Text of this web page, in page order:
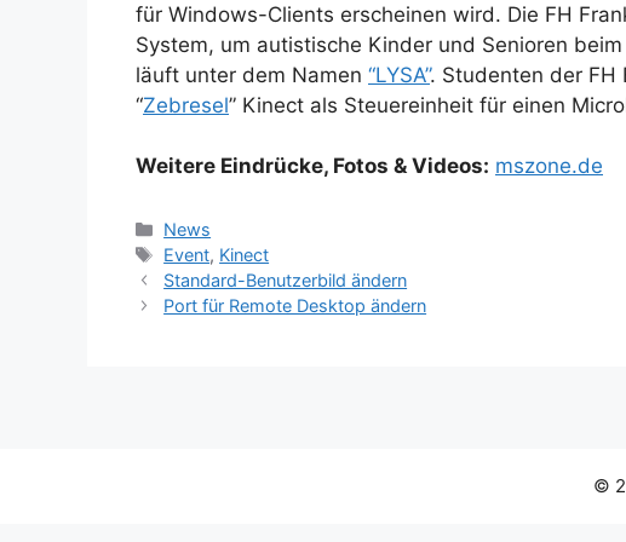
für Windows-Clients erscheinen wird. Die FH
System, um autistische Kinder und Senioren
läuft unter dem Namen “LYSA”. Studenten der FH
“Zebresel” Kinect als Steuereinheit für einen
Weitere Eindrücke, Fotos & Videos: mszone.de
Kategorien
News
Schlagwörter
Event, Kinect
Standard-Benutzerbild ändern
Port für Remote Desktop ändern
©